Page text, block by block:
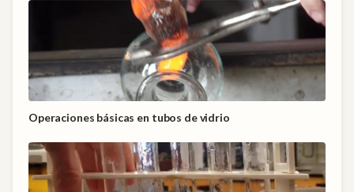
Operaciones básicas en tubos de vidrio